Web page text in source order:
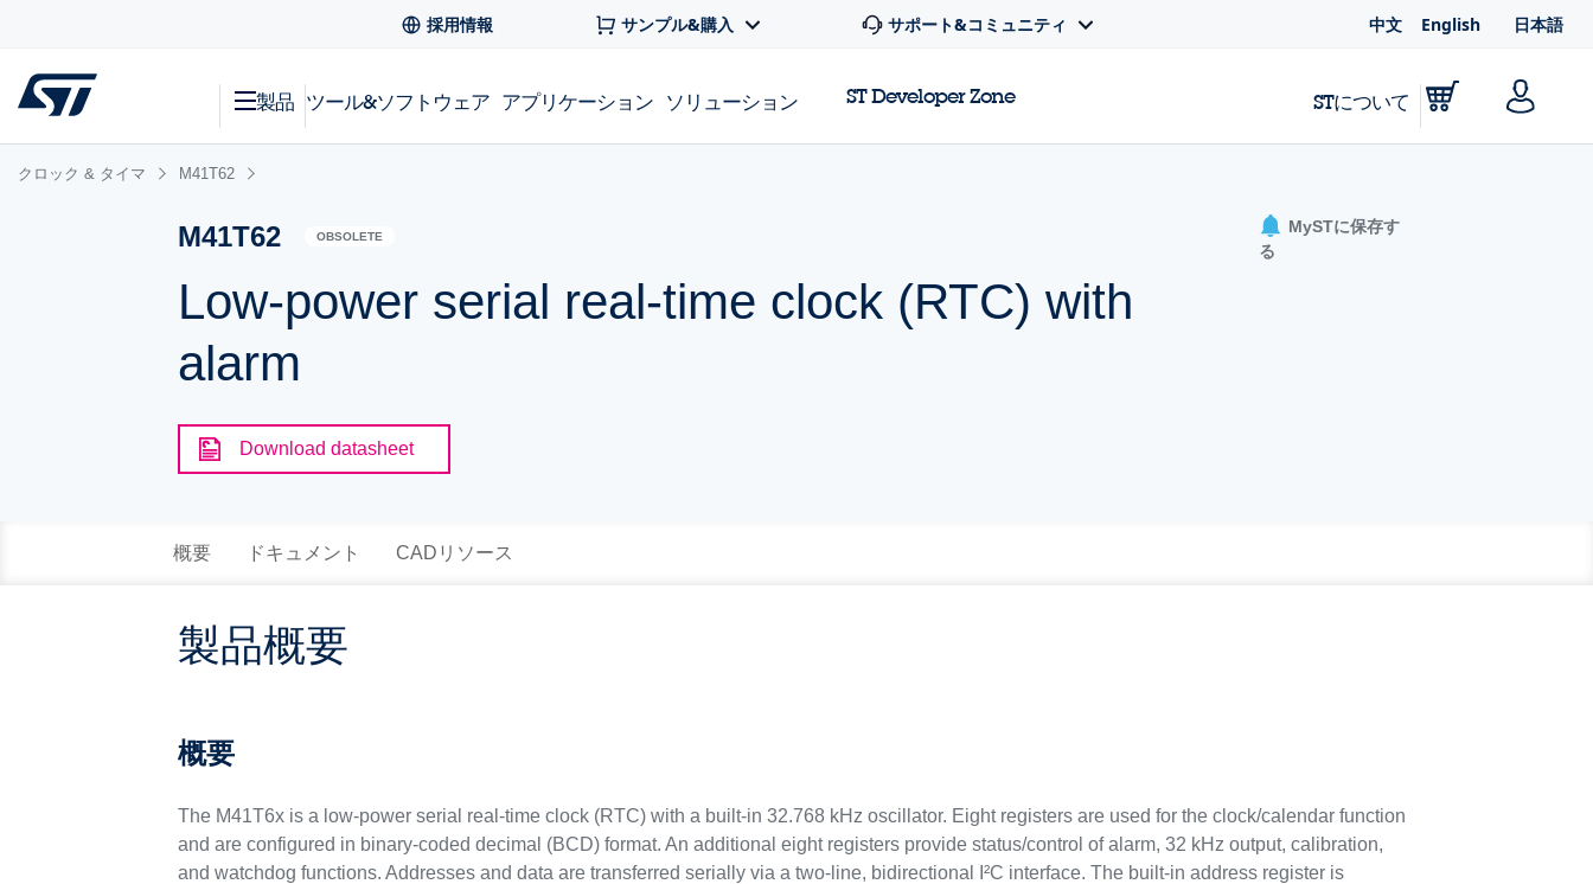
採用情報 サンプル&購入 サポート&コミュニティ 中文 English 日本語
製品 ツール&ソフトウェア アプリケーション ソリューション ST Developer Zone STについて
クロック & タイマ M41T62
M41T62 OBSOLETE
Low-power serial real-time clock (RTC) with
alarm
MySTに保存す
る
Download datasheet
概要 ドキュメント CADリソース
製品概要
概要
The M41T6x is a low-power serial real-time clock (RTC) with a built-in 32.768 kHz oscillator. Eight registers are used for the clock/calendar function
and are configured in binary-coded decimal (BCD) format. An additional eight registers provide status/control of alarm, 32 kHz output, calibration,
and watchdog functions. Addresses and data are transferred serially via a two-line, bidirectional I²C interface. The built-in address register is